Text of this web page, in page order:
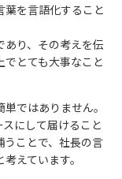
を言語化すること
り、その考えを伝
とても大事なこと
ではありません。
にして届けること
ことで、社長の言
えています。